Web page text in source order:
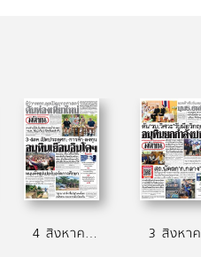
4 สิงหาคม 2569